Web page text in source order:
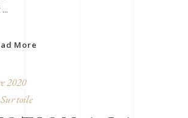
More
2020
Sur toile